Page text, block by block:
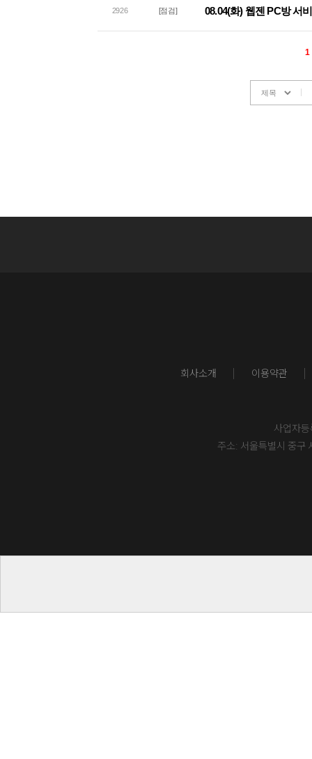
2926 [점검] 08.04(화) 웹젠 PC방 서
1
회사소개 이용약관
사업자
주소: 서울특별시 중구